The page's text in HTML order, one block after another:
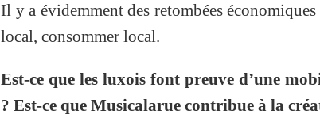
Il y a évidemment des retombées
local, consommer local.
Est-ce que les luxois font preuve d’une
? Est-ce que Musicalarue contribue à la